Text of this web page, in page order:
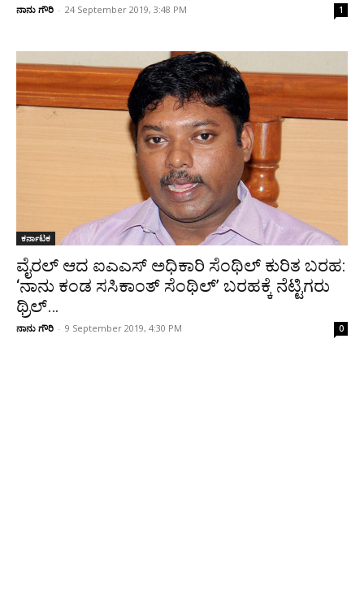
ನಾನು ಗೌರಿ - 24 September 2019, 3:48 PM 1
ಕರ್ನಾಟಕ
ವೈರಲ್ ಆದ ಐಎಎಸ್ ಅಧಿಕಾರಿ ಸೆಂಥಿಲ್ ಕುರಿತ ಬರಹ:
‘ನಾನು ಕಂಡ ಸಸಿಕಾಂತ್ ಸೆಂಥಿಲ್’ ಬರಹಕ್ಕೆ ನೆಟ್ಟಿಗರು
ಥ್ರಿಲ್…
ನಾನು ಗೌರಿ - 9 September 2019, 4:30 PM 0